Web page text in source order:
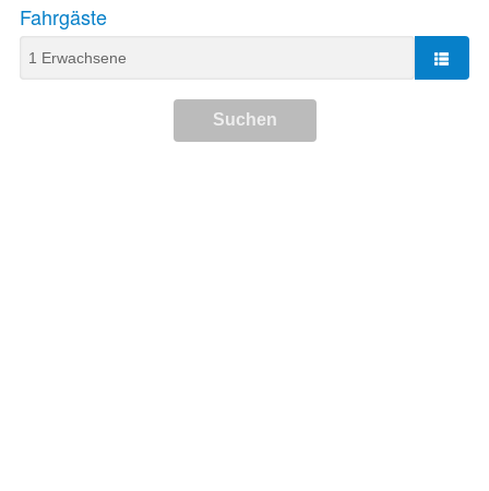
Fahrgäste
Suchen